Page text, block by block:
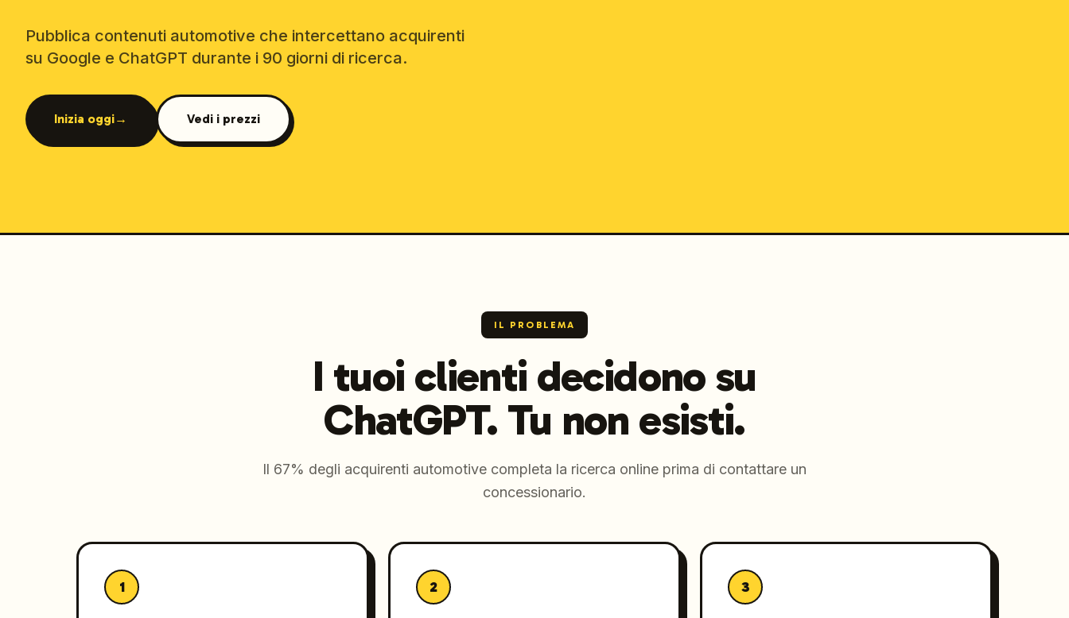
Pubblica contenuti automotive che intercettano acquirenti
su Google e ChatGPT durante i 90 giorni di ricerca.
Inizia oggi→ Vedi i prezzi
IL PROBLEMA
I tuoi clienti decidono su
ChatGPT. Tu non esisti.
Il 67% degli acquirenti automotive completa la ricerca online prima di contattare un
concessionario.
1 2 3